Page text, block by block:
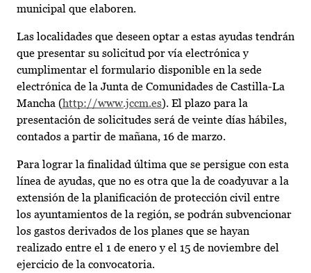
municipal que elaboren.
Las localidades que deseen optar a estas ayudas tendrán
que presentar su solicitud por vía electrónica y
cumplimentar el formulario disponible en la sede
electrónica de la Junta de Comunidades de Castilla-La
Mancha (http://www.jccm.es). El plazo para la
presentación de solicitudes será de veinte días hábiles,
contados a partir de mañana, 16 de marzo.
Para lograr la finalidad última que se persigue con esta
línea de ayudas, que no es otra que la de coadyuvar a la
extensión de la planificación de protección civil entre
los ayuntamientos de la región, se podrán subvencionar
los gastos derivados de los planes que se hayan
realizado entre el 1 de enero y el 15 de noviembre del
ejercicio de la convocatoria.